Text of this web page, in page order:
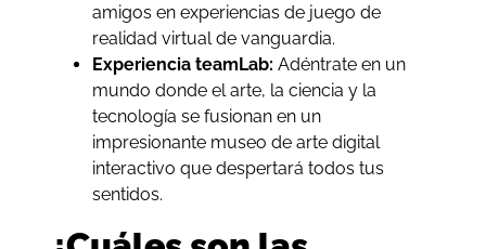
amigos en experiencias de juego de
realidad virtual de vanguardia.
Experiencia teamLab: Adéntrate en un
mundo donde el arte, la ciencia y la
tecnología se fusionan en un
impresionante museo de arte digital
interactivo que despertará todos tus
sentidos.